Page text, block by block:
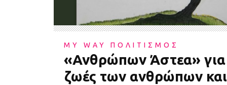
MY WAY ΠΟΛΙΤΙΣΜΟΣ
«Ανθρώπων Άστεα» για
ζωές των ανθρώπων